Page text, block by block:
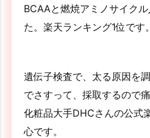
BCAAと燃焼アミノサイク
た。楽天ランキング1位です。
遺伝子検査で、太る原因を
でさすって、採取するので
化粧品大手DHCさんの公式
心です。